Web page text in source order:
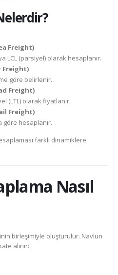
Freight)
LCL (parsiyel) olarak hesaplanır.
Freight)
göre belirlenir.
Freight)
(LTL) olarak fiyatlanır.
Freight)
göre hesaplanır.
farklı dinamiklere
Nasıl
birleşimiyle oluşturulur. Navlun
alınır: